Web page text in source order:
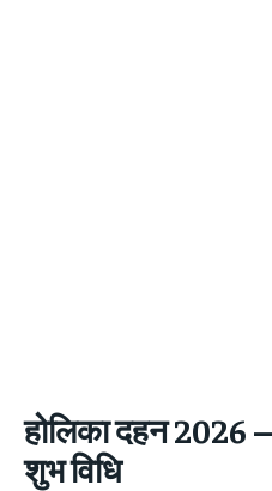
होलिका दहन 2026
शुभ विधि